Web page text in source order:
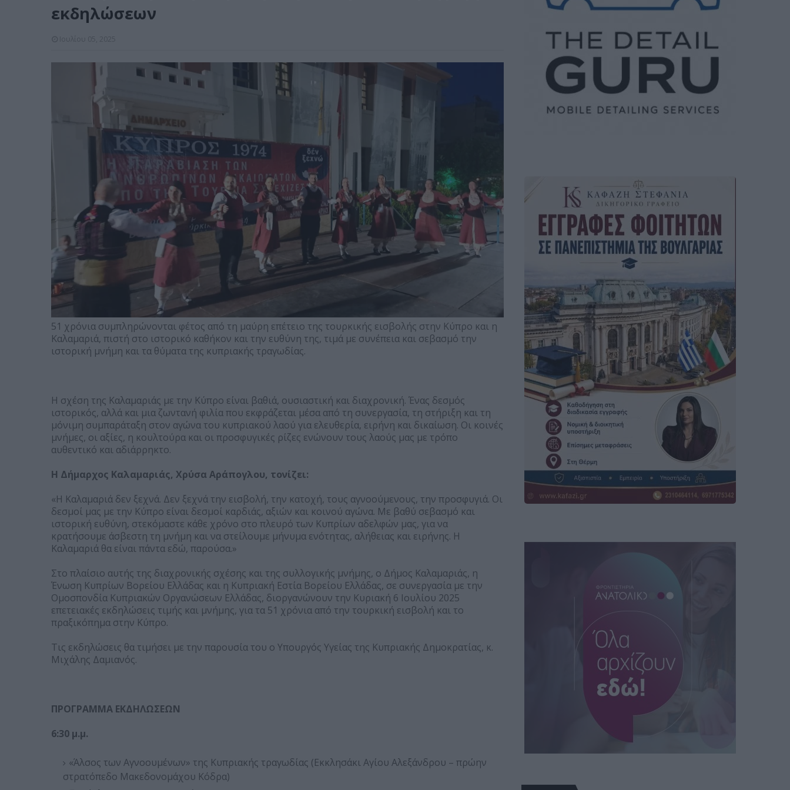
εκδηλώσεων
51 χρόνια συμπληρώνονται φέτος από τη μαύρη επέτειο της τουρκικής εισβολής στην Κύπρο και η
Καλαμαριά, πιστή στο ιστορικό καθήκον και την ευθύνη της, τιμά με συνέπεια και σεβασμό την
ιστορική μνήμη και τα θύματα της κυπριακής τραγωδίας.
Η σχέση της Καλαμαριάς με την Κύπρο είναι βαθιά, ουσιαστική και διαχρονική. Ένας δεσμός
ιστορικός, αλλά και μια ζωντανή φιλία που εκφράζεται μέσα από τη συνεργασία, τη στήριξη και τη
μόνιμη συμπαράταξη στον αγώνα του κυπριακού λαού για ελευθερία, ειρήνη και δικαίωση. Οι κοινές
μνήμες, οι αξίες, η κουλτούρα και οι προσφυγικές ρίζες ενώνουν τους λαούς μας με τρόπο
αυθεντικό και αδιάρρηκτο.
Η Δήμαρχος Καλαμαριάς, Χρύσα Αράπογλου, τονίζει:
«Η Καλαμαριά δεν ξεχνά. Δεν ξεχνά την εισβολή, την κατοχή, τους αγνοούμενους, την προσφυγιά. Οι
δεσμοί μας με την Κύπρο είναι δεσμοί καρδιάς, αξιών και κοινού αγώνα. Με βαθύ σεβασμό και
ιστορική ευθύνη, στεκόμαστε κάθε χρόνο στο πλευρό των Κυπρίων αδελφών μας, για να
κρατήσουμε άσβεστη τη μνήμη και να στείλουμε μήνυμα ενότητας, αλήθειας και ειρήνης. Η
Καλαμαριά θα είναι πάντα εδώ, παρούσα.»
Στο πλαίσιο αυτής της διαχρονικής σχέσης και της συλλογικής μνήμης, ο Δήμος Καλαμαριάς, η
Ένωση Κυπρίων Βορείου Ελλάδας και η Κυπριακή Εστία Βορείου Ελλάδας, σε συνεργασία με την
Ομοσπονδία Κυπριακών Οργανώσεων Ελλάδας, διοργανώνουν την Κυριακή 6 Ιουλίου 2025
επετειακές εκδηλώσεις τιμής και μνήμης, για τα 51 χρόνια από την τουρκική εισβολή και το
πραξικόπημα στην Κύπρο.
Τις εκδηλώσεις θα τιμήσει με την παρουσία του ο Υπουργός Υγείας της Κυπριακής Δημοκρατίας, κ.
Μιχάλης Δαμιανός.
ΠΡΟΓΡΑΜΜΑ ΕΚΔΗΛΩΣΕΩΝ
6:30 μ.μ.
«Άλσος των Αγνοουμένων» της Κυπριακής τραγωδίας (Εκκλησάκι Αγίου Αλεξάνδρου – πρώην
στρατόπεδο Μακεδονομάχου Κόδρα)